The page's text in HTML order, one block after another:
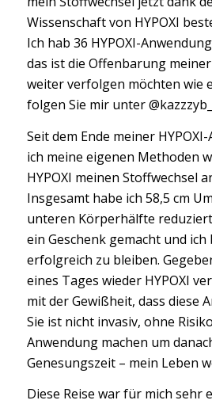
Wissenschaft von HYPOXI
Ich hab 36 HYPOXI-
das ist die Offenbarung meiner
weiter verfolgen möchten wie
folgen Sie mir unter
Seit dem Ende meiner
ich meine eigenen Methoden
HYPOXI meinen Stoffwechsel
Insgesamt habe ich 58,5 cm
unteren Körperhälfte reduziert
ein Geschenk gemacht und
erfolgreich zu bleiben.
eines Tages wieder HYPOXI
mit der Gewißheit, dass diese
Sie ist nicht invasiv, ohne
Anwendung machen um
Genesungszeit – mein Leben
Diese Reise war für mich sehr